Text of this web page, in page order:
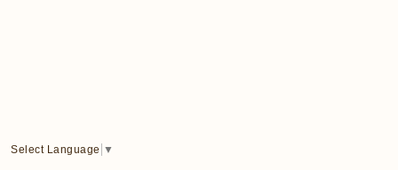
Select Language ▼